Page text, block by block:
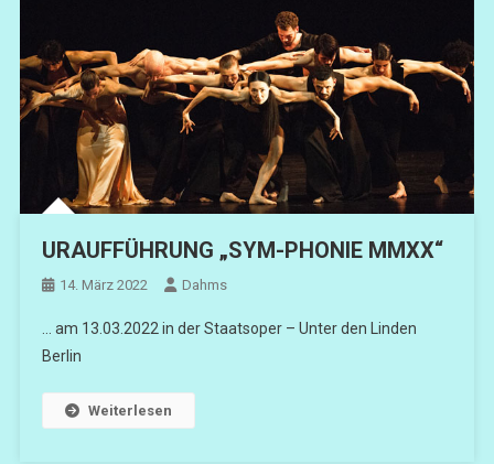
URAUFFÜHRUNG „SYM-PHONIE MMXX“
14. März 2022 Dahms
… am 13.03.2022 in der Staatsoper – Unter den Linden
Berlin
Weiterlesen